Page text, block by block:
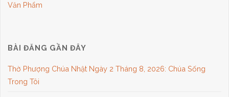
Văn Phẩm
BÀI ĐĂNG GẦN ĐÂY
Thờ Phượng Chúa Nhật Ngày 2 Tháng 8, 2026: Chúa Sống
Trong Tôi